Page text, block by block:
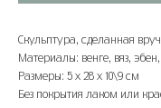
Скульптура, сделанная
Материалы: венге, вяз,
Размеры: 5 х 28 х 10\9 см
Без покрытия лаком или